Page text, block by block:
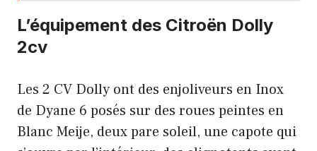
L’équipement des Citroën Dolly
2cv
Les 2 CV Dolly ont des enjoliveurs en Inox
de Dyane 6 posés sur des roues peintes en
Blanc Meije, deux pare soleil, une capote qui